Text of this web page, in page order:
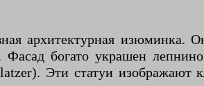
архитектурная изюминка.
богато украшен
Эти статуи изображают